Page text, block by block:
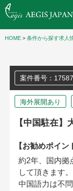
HOME > 条件から探す求人
案件番号：
海外展開あり
【中国駐在
【お勧めポイン
約2年、国内拠
して頂きます。
中国語力は不